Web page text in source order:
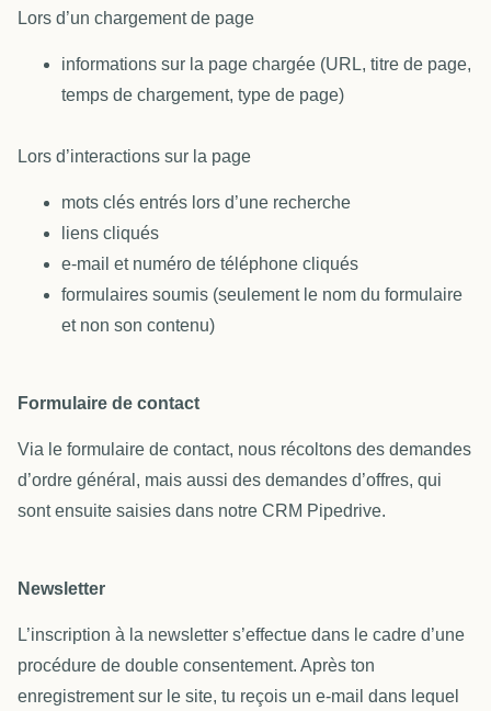
Lors d’un chargement de page
informations sur la page chargée (URL, titre de page,
temps de chargement, type de page)
Lors d’interactions sur la page
mots clés entrés lors d’une recherche
liens cliqués
e-mail et numéro de téléphone cliqués
formulaires soumis (seulement le nom du formulaire
et non son contenu)
Formulaire de contact
Via le formulaire de contact, nous récoltons des demandes
d’ordre général, mais aussi des demandes d’offres, qui
sont ensuite saisies dans notre CRM Pipedrive.
Newsletter
L’inscription à la newsletter s’effectue dans le cadre d’une
procédure de double consentement. Après ton
enregistrement sur le site, tu reçois un e-mail dans lequel